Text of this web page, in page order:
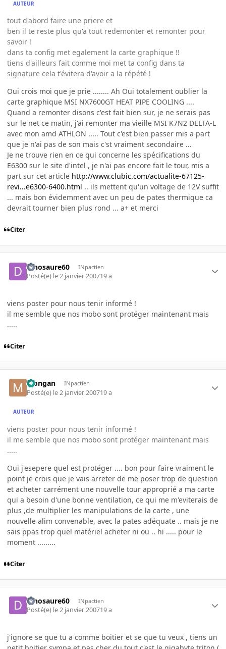
AUTEUR
tout d'abord faire une priere et
ben il te reste plus qu'a tout redemonter et remonter pour
savoir !
dans ta config met egalement la carte graphique !!
tiens d'ailleurs fait comme moi met ta config dans ta
signature cela t'évitera d'avoir a la répété !
Oui crois moi que je prie ........ Ah Oui totalement oublier la
carte graphique MSI NX7600GT HEAT PIPE COOLING ....
Quand a remonter disons c'est fait bien sur, je ne serais pas
sur le net ce matin, j'ai remonter ma vieille MSI K7N2 DELTA-L
avec mon amd ATHLON ..... Tout c'est bien passer mis a part
que je n'ai pas de son mais c'st vraiment secondaire ...
Je ne trouve rien en ce qui concerne les spécifications du
E6300 sur le site d'intel , je n'ai pas encore fait le tour, mis a
part sur cet article http://www.clubic.com/actualite-67125-
revi...e6300-6400.html .. ils mettent qu'un voltage de 12V suffit
... mais bon évidemment avec un peu de pates thermique ca
devrait tourner bien plus rond ... a+ et merci
Citer
dinosaure60 INpactien
Posté(e) le 2 janvier 200719 a
viens poster pour nous tenir informé !
il me semble que nos mobo sont protéger maintenant mais
.....
Citer
Mongan INpactien
Posté(e) le 2 janvier 200719 a
AUTEUR
viens poster pour nous tenir informé !
il me semble que nos mobo sont protéger maintenant mais
.....
Oui j'esepere quel est protéger .... bon pour faire vraiment le
point je crois que je vais arreter de me poser trop de question
et acheter carrément une nouvelle tour approprié a ma carte
qui a besoin d'une bonne ventilation, ce qui me m'eviterais de
plus ,de multiplier les manipulations de la carte , une
nouvelle alim convenable, avec la pates adéquate .. mais je ne
sais ppas trop quel matériel acheter ni ou .. hi ..... pour le
moment .........
Citer
dinosaure60 INpactien
Posté(e) le 2 janvier 200719 a
j'ignore se que tu a comme boitier et se que tu veux , tiens un